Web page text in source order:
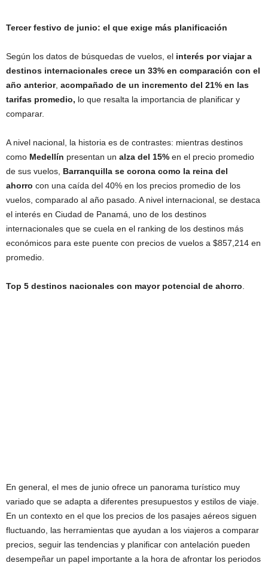
Tercer festivo de junio: el que exige más planificación
Según los datos de búsquedas de vuelos, el interés por viajar a
destinos internacionales crece un 33% en comparación con el
año anterior, acompañado de un incremento del 21% en las
tarifas promedio, lo que resalta la importancia de planificar y
comparar.
A nivel nacional, la historia es de contrastes: mientras destinos
como Medellín presentan un alza del 15% en el precio promedio
de sus vuelos, Barranquilla se corona como la reina del
ahorro con una caída del 40% en los precios promedio de los
vuelos, comparado al año pasado. A nivel internacional, se destaca
el interés en Ciudad de Panamá, uno de los destinos
internacionales que se cuela en el ranking de los destinos más
económicos para este puente con precios de vuelos a $857,214 en
promedio.
Top 5 destinos nacionales con mayor potencial de ahorro.
En general, el mes de junio ofrece un panorama turístico muy
variado que se adapta a diferentes presupuestos y estilos de viaje.
En un contexto en el que los precios de los pasajes aéreos siguen
fluctuando, las herramientas que ayudan a los viajeros a comparar
precios, seguir las tendencias y planificar con antelación pueden
desempeñar un papel importante a la hora de afrontar los periodos